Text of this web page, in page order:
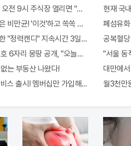
전 9시 주식장 열리면 "이종목" 바
비만균! '이것'하고 쏙쏙 빠져…
"정력캔디" 지속시간 3일!! 충격!!
6자리 몽땅 공개, "오늘만" 무료니까 꼭
는 부동산 나왔다!
스 출시! 멤버십만 가입해도 "최신가전"
현재 국
폐섬유
공복혈
"서울 동
대만에
월3천만